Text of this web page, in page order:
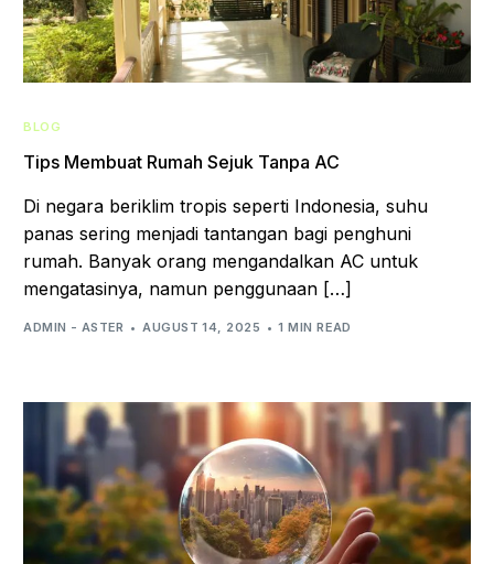
BLOG
Tips Membuat Rumah Sejuk Tanpa AC
Di negara beriklim tropis seperti Indonesia, suhu
panas sering menjadi tantangan bagi penghuni
rumah. Banyak orang mengandalkan AC untuk
mengatasinya, namun penggunaan […]
ADMIN - ASTER AUGUST 14, 2025 1 MIN READ